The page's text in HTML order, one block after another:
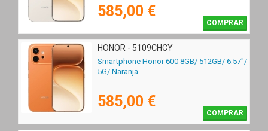
585,00 €
COMPRAR
HONOR - 5109CHCY
Smartphone Honor 600 8GB/ 512GB/ 6.57"/
5G/ Naranja
585,00 €
COMPRAR